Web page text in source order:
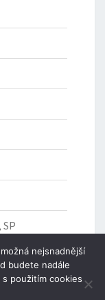
nejsnadnější
budete nadále
použitím cookies